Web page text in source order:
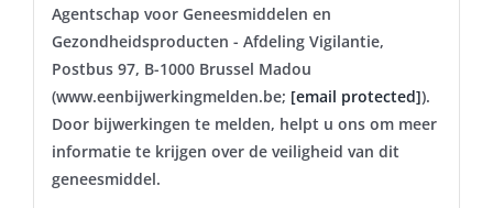
Agentschap voor Geneesmiddelen en
Gezondheidsproducten - Afdeling Vigilantie,
Postbus 97, B-1000 Brussel Madou
(www.eenbijwerkingmelden.be; [email protected]).
Door bijwerkingen te melden, helpt u ons om meer
informatie te krijgen over de veiligheid van dit
geneesmiddel.